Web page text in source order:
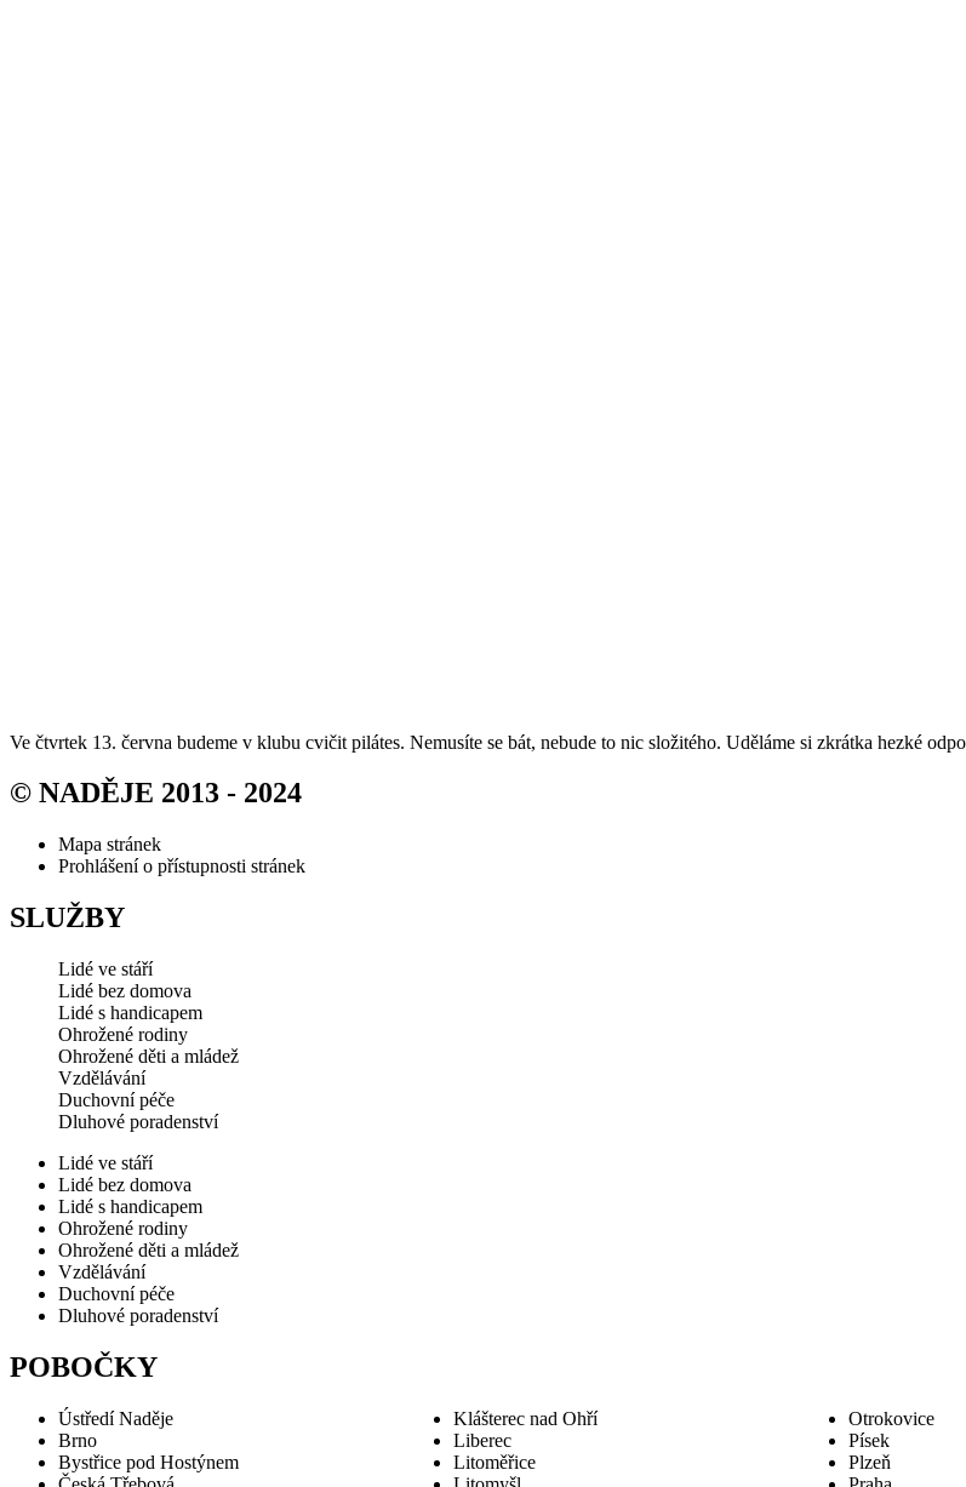
Ve čtvrtek 13. června budeme v klubu cvičit pilátes. Nemusíte se bát, nebude to nic složitého. Uděláme si zkrátka hezké
© NADĚJE 2013 - 2024
Mapa stránek
Prohlášení o přístupnosti stránek
SLUŽBY
Lidé ve stáří
Lidé bez domova
Lidé s handicapem
Ohrožené rodiny
Ohrožené děti a mládež
Vzdělávání
Duchovní péče
Dluhové poradenství
Lidé ve stáří
Lidé bez domova
Lidé s handicapem
Ohrožené rodiny
Ohrožené děti a mládež
Vzdělávání
Duchovní péče
Dluhové poradenství
POBOČKY
Ústředí Naděje
Brno
Bystřice pod Hostýnem
Klášterec nad Ohří
Liberec
Litoměřice
Otrokovice
Písek
Plzeň